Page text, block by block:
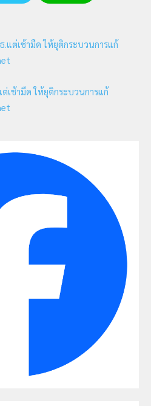
เช้ามืด ให้ยุติกระบวนการแก้